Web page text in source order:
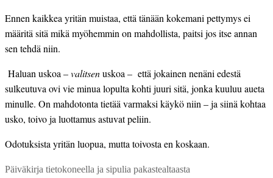
Ennen kaikkea yritän muistaa, että tänään kokemani pettymys ei
määritä sitä mikä myöhemmin on mahdollista, paitsi jos itse annan
sen tehdä niin.
Haluan uskoa –valitsenuskoa – että jokainen nenäni edestä
sulkeutuva ovi vie minua lopulta kohti juuri sitä, jonka kuuluu aueta
minulle. On mahdotonta tietää varmaksi käykö niin – ja siinä kohtaa
usko, toivo ja luottamus astuvat peliin.
Odotuksista yritän luopua, mutta toivosta en koskaan.
Päiväkirja tietokoneella ja sipulia pakastealtaasta